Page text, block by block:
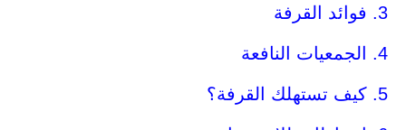
3. فوائد القرفة
4. الجمعيات النافعة
5. كيف تستهلك القرفة؟